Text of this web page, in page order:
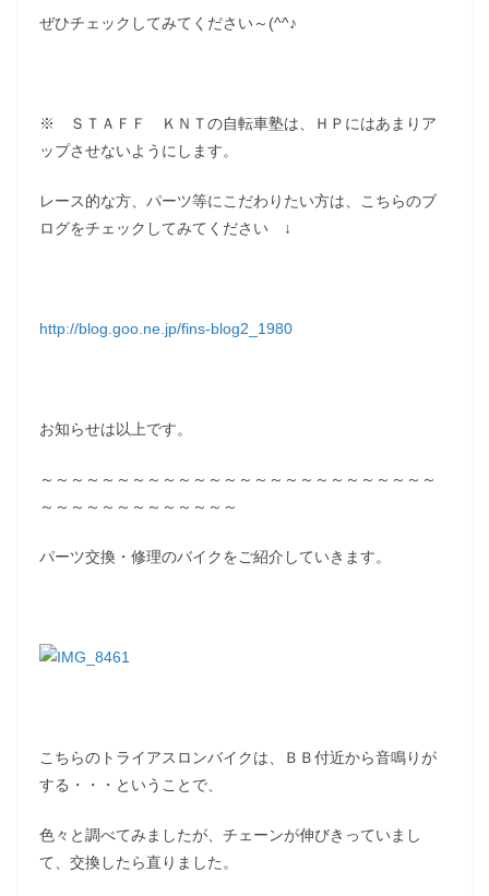
ぜひチェックしてみてください～(^^♪
※ ＳＴＡＦＦ ＫＮＴの自転車塾は、ＨＰにはあまりア
ップさせないようにします。
レース的な方、パーツ等にこだわりたい方は、こちらのブ
ログをチェックしてみてください ↓
http://blog.goo.ne.jp/fins-blog2_1980
お知らせは以上です。
～～～～～～～～～～～～～～～～～～～～～～～～～～
～～～～～～～～～～～～～
パーツ交換・修理のバイクをご紹介していきます。
こちらのトライアスロンバイクは、ＢＢ付近から音鳴りが
する・・・ということで、
色々と調べてみましたが、チェーンが伸びきっていまし
て、交換したら直りました。